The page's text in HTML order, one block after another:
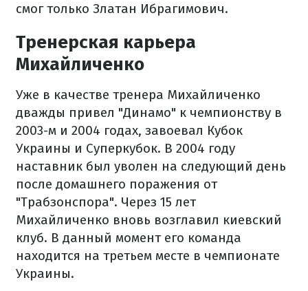
смог только Златан Ибрагимович.
Тренерская карьера
Михайличенко
Уже в качестве тренера Михайличенко
дважды привел "Динамо" к чемпионству в
2003-м и 2004 годах, завоевал Кубок
Украины и Суперкубок. В 2004 году
наставник был уволен на следующий день
после домашнего поражения от
"Трабзонспора". Через 15 лет
Михайличенко вновь возглавил киевский
клуб. В данный момент его команда
находится на третьем месте в чемпионате
Украины.